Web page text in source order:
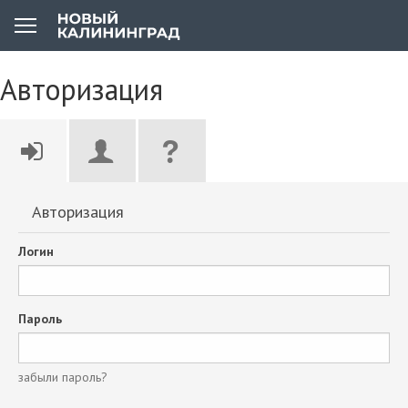
Авторизация
Авторизация
Логин
Пароль
забыли пароль?